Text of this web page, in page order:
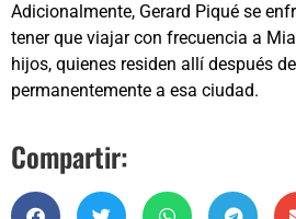
Adicionalmente, Gerard Piqué se
tener que viajar con frecuencia a
hijos, quienes residen allí después
permanentemente a esa ciudad.
Compartir: